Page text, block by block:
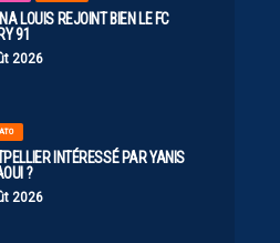
LOUIS REJOINT BIEN LE FC
91
2026
INTÉRESSÉ PAR YANIS
?
2026